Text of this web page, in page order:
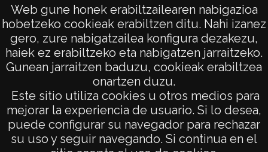
Web gune honek erabiltzailearen nabigazioa
hobetzeko cookieak erabiltzen ditu. Nahi izanez
gero, zure nabigatzailea konfigura dezakezu,
haiek ez erabiltzeko eta nabigatzen jarraitzeko.
Gunean jarraitzen baduzu, cookieak erabiltzea
onartzen duzu.
Este sitio utiliza cookies u otros medios para
mejorar la experiencia de usuario. Si lo desea,
puede configurar su navegador para rechazar
su uso y seguir navegando. Si continua en el
de 1
páginas
1–1 de 1
results
AVISO LEGAL
POLÍTICA DE PRIVACIDAD
ACCESIBILIDAD
ATENCIÓN CIUDADANA